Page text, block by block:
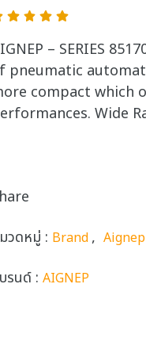
– SERIES
pneumatic
compact which
Wide
วดหมู่ : Brand, Aignep
รนด์ : AIGNEP